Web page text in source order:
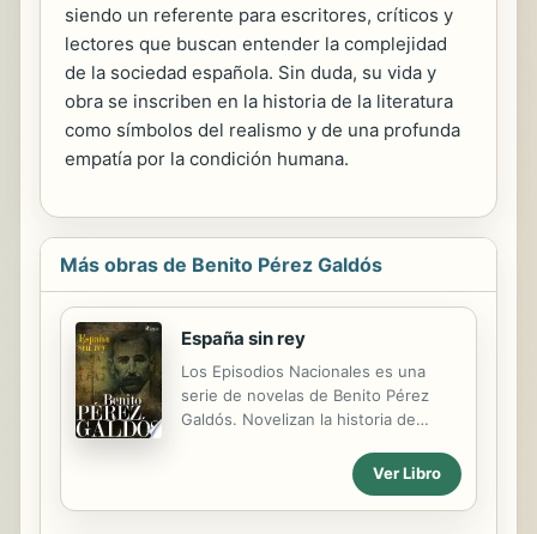
siendo un referente para escritores, críticos y
lectores que buscan entender la complejidad
de la sociedad española. Sin duda, su vida y
obra se inscriben en la historia de la literatura
como símbolos del realismo y de una profunda
empatía por la condición humana.
Más obras de Benito Pérez Galdós
España sin rey
Los Episodios Nacionales es una
serie de novelas de Benito Pérez
Galdós. Novelizan la historia de
acontecimientos relevantes del S.XIX
en España y separándolos por
Ver Libro